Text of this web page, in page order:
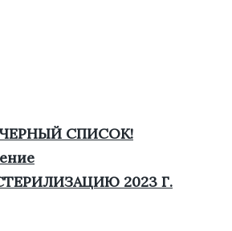
ЧЕРНЫЙ СПИСОК!
2023 Г.